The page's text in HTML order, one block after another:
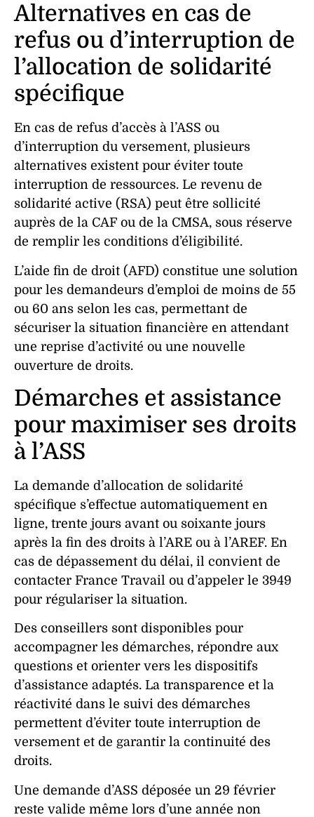
Alternatives en cas de
refus ou d’interruption de
l’allocation de solidarité
spécifique
En cas de refus d’accès à l’ASS ou
d’interruption du versement, plusieurs
alternatives existent pour éviter toute
interruption de ressources. Le revenu de
solidarité active (RSA) peut être sollicité
auprès de la CAF ou de la CMSA, sous réserve
de remplir les conditions d’éligibilité.
L’aide fin de droit (AFD) constitue une solution
pour les demandeurs d’emploi de moins de 55
ou 60 ans selon les cas, permettant de
sécuriser la situation financière en attendant
une reprise d’activité ou une nouvelle
ouverture de droits.
Démarches et assistance
pour maximiser ses droits
à l’ASS
La demande d’allocation de solidarité
spécifique s’effectue automatiquement en
ligne, trente jours avant ou soixante jours
après la fin des droits à l’ARE ou à l’AREF. En
cas de dépassement du délai, il convient de
contacter France Travail ou d’appeler le 3949
pour régulariser la situation.
Des conseillers sont disponibles pour
accompagner les démarches, répondre aux
questions et orienter vers les dispositifs
d’assistance adaptés. La transparence et la
réactivité dans le suivi des démarches
permettent d’éviter toute interruption de
versement et de garantir la continuité des
droits.
Une demande d’ASS déposée un 29 février
reste valide même lors d’une année non